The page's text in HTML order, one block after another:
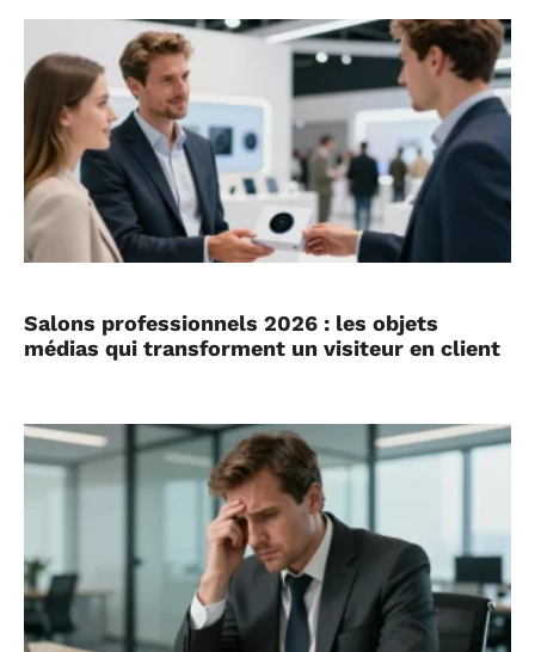
Salons professionnels 2026 : les objets
médias qui transforment un visiteur en client